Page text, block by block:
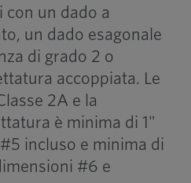
con un dado a
un dado esagonale
di grado 2 o
accoppiata. Le
2A e la
è minima di 1"
incluso e minima di
#6 e